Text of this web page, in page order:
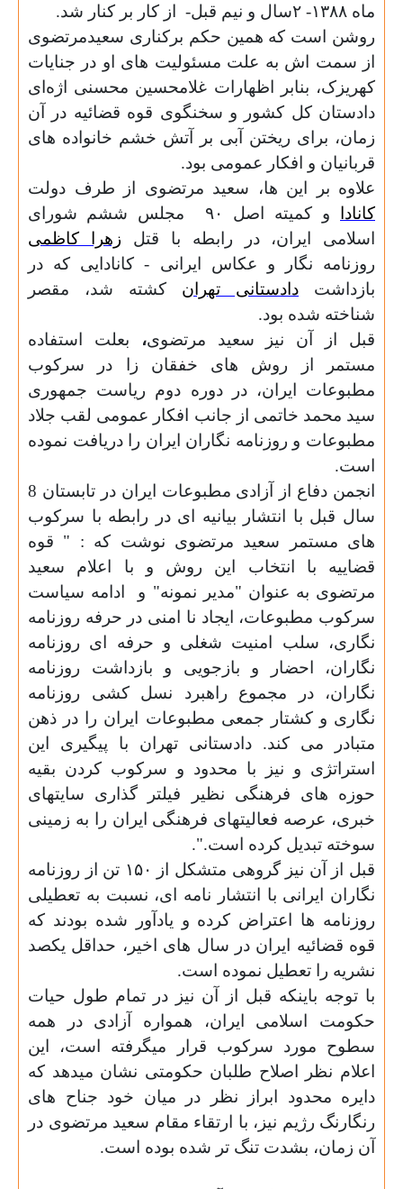
ماه ۱۳۸۸- ۲سال و نیم قبل- از کار بر کنار شد.
روشن است که همین حکم برکناری سعیدمرتضوی
از سمت اش به علت مسئولیت های او در جنایات
کهریزک، بنابر اظهارات غلامحسین محسنی اژه‌ای
دادستان کل کشور و سخنگوی قوه قضائیه در آن
زمان، برای ریختن آبی بر آتش خشم خانواده های
قربانیان و افکار عمومی بود.
علاوه بر این ها، سعید مرتضوی از طرف دولت
کانادا و کمیته اصل ۹۰ مجلس ششم
شورای
اسلامی ایران،
در رابطه با قتل زهرا کاظمی
روزنامه نگار و عکاس ایرانی - کانادایی که در
بازداشت دادستانی تهران کشته شد، مقصر
شناخته شده‌ بود.
قبل از آن نیز سعید مرتضوی، بعلت استفاده
مستمر از روش های خفقان زا در سرکوب
مطبوعات ایران، در دوره دوم ریاست جمهوری
سید محمد خاتمی از جانب افکار عمومی لقب جلاد
مطبوعات و روزنامه نگاران ایران را دریافت نموده
است.
انجمن دفاع از آزادی مطبوعات ایران در تابستان 8
سال قبل با انتشار بیانیه ای در رابطه با سرکوب
های مستمر سعید مرتضوی نوشت که : " قوه
قضاییه با انتخاب این روش و با اعلام سعید
مرتضوی به عنوان "مدیر نمونه" و
ادامه سیاست
سرکوب مطبوعات، ایجاد نا امنی در حرفه روزنامه
نگاری، سلب امنیت شغلی و حرفه ای روزنامه
نگاران، احضار و بازجویی و بازداشت روزنامه
نگاران، در مجموع راهبرد نسل کشی روزنامه
نگاری و کشتار جمعی مطبوعات ایران را در ذهن
متبادر می کند. دادستانی تهران با پیگیری این
استراتژی و نیز با محدود و سرکوب کردن بقیه
حوزه های فرهنگی نظیر فیلتر گذاری سایتهای
خبری، عرصه فعالیتهای فرهنگی ایران را به زمینی
سوخته تبدیل کرده است.".
قبل از آن نيز گروهی متشکل از
۱۵۰ تن از روزنامه
نگاران ايرانی با انتشار نامه ای، نسبت به تعطيلی
روزنامه ها اعتراض کرده و یادآور شده بودند که
قوه قضائيه ايران در سال های اخير، حداقل يکصد
نشريه را تعطیل نموده است.
با توجه باینکه قبل از آن نیز در تمام طول حیات
حکومت اسلامی ایران، همواره آزادی در همه
سطوح مورد سرکوب قرار میگرفته است، این
اعلام نظر اصلاح طلبان حکومتی نشان میدهد که
دایره محدود ابراز نظر در میان خود جناح های
رنگارنگ رژیم نیز، با ارتقاء مقام سعید مرتضوی در
آن زمان، بشدت تنگ تر شده بوده است.